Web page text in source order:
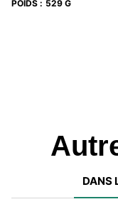
POIDS : 529 G
DANS